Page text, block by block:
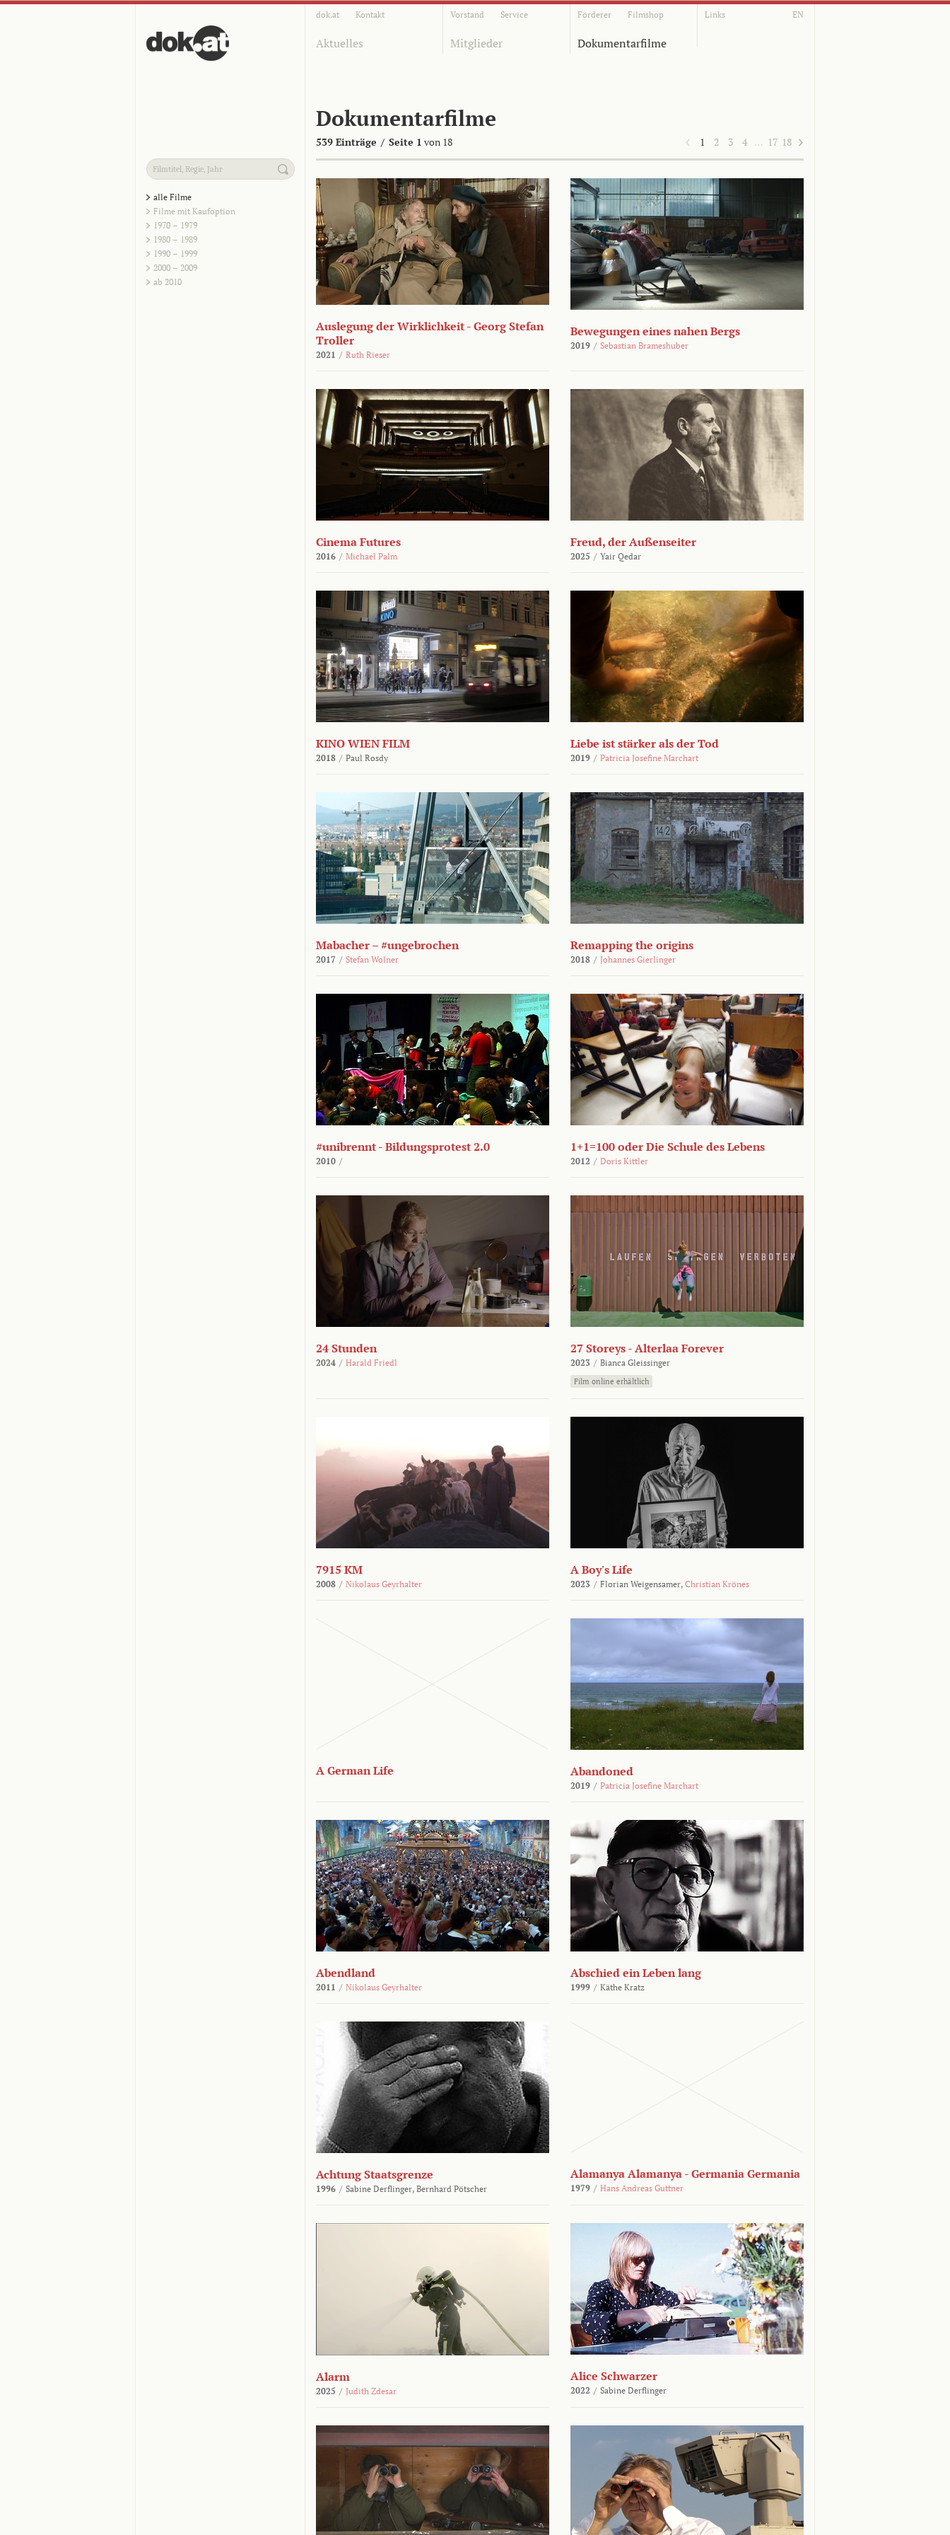
dok.at Kontakt Vorstand Service Förderer Filmshop Links EN
Aktuelles Mitglieder Dokumentarfilme
Dokumentarfilme
539 Einträge / Seite 1 von 18 1 2 3 4 … 17 18
alle Filme
Filme mit Kaufoption
1970 – 1979
1980 – 1989
1990 – 1999
2000 – 2009
ab 2010
Auslegung der Wirklichkeit - Georg Stefan
Troller
2021 / Ruth Rieser
Bewegungen eines nahen Bergs
2019 / Sebastian Brameshuber
Cinema Futures
2016 / Michael Palm
Freud, der Außenseiter
2025 / Yair Qedar
KINO WIEN FILM
2018 / Paul Rosdy
Liebe ist stärker als der Tod
2019 / Patricia Josefine Marchart
Mabacher – #ungebrochen
2017 / Stefan Wolner
Remapping the origins
2018 / Johannes Gierlinger
#unibrennt - Bildungsprotest 2.0
2010 /
1+1=100 oder Die Schule des Lebens
2012 / Doris Kittler
24 Stunden
2024 / Harald Friedl
27 Storeys - Alterlaa Forever
2023 / Bianca Gleissinger
Film online erhältlich
7915 KM
2008 / Nikolaus Geyrhalter
A Boy's Life
2023 / Florian Weigensamer, Christian Krönes
A German Life Abandoned
2019 / Patricia Josefine Marchart
Abendland
2011 / Nikolaus Geyrhalter
Abschied ein Leben lang
1999 / Käthe Kratz
Achtung Staatsgrenze
1996 / Sabine Derflinger, Bernhard Pötscher
Alamanya Alamanya - Germania Germania
1979 / Hans Andreas Guttner
Alarm
2025 / Judith Zdesar
Alice Schwarzer
2022 / Sabine Derflinger